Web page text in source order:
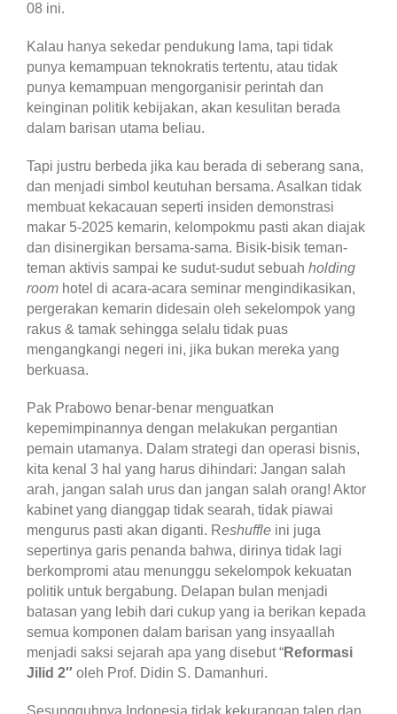
08 ini.
Kalau hanya sekedar pendukung lama, tapi tidak
punya kemampuan teknokratis tertentu, atau tidak
punya kemampuan mengorganisir perintah dan
keinginan politik kebijakan, akan kesulitan berada
dalam barisan utama beliau.
Tapi justru berbeda jika kau berada di seberang sana,
dan menjadi simbol keutuhan bersama. Asalkan tidak
membuat kekacauan seperti insiden demonstrasi
makar 5-2025 kemarin, kelompokmu pasti akan diajak
dan disinergikan bersama-sama. Bisik-bisik teman-
teman aktivis sampai ke sudut-sudut sebuah holding
room hotel di acara-acara seminar mengindikasikan,
pergerakan kemarin didesain oleh sekelompok yang
rakus & tamak sehingga selalu tidak puas
mengangkangi negeri ini, jika bukan mereka yang
berkuasa.
Pak Prabowo benar-benar menguatkan
kepemimpinannya dengan melakukan pergantian
pemain utamanya. Dalam strategi dan operasi bisnis,
kita kenal 3 hal yang harus dihindari: Jangan salah
arah, jangan salah urus dan jangan salah orang! Aktor
kabinet yang dianggap tidak searah, tidak piawai
mengurus pasti akan diganti. Reshuffle ini juga
sepertinya garis penanda bahwa, dirinya tidak lagi
berkompromi atau menunggu sekelompok kekuatan
politik untuk bergabung. Delapan bulan menjadi
batasan yang lebih dari cukup yang ia berikan kepada
semua komponen dalam barisan yang insyaallah
menjadi saksi sejarah apa yang disebut “Reformasi
Jilid 2″ oleh Prof. Didin S. Damanhuri.
Sesungguhnya Indonesia tidak kekurangan talen dan